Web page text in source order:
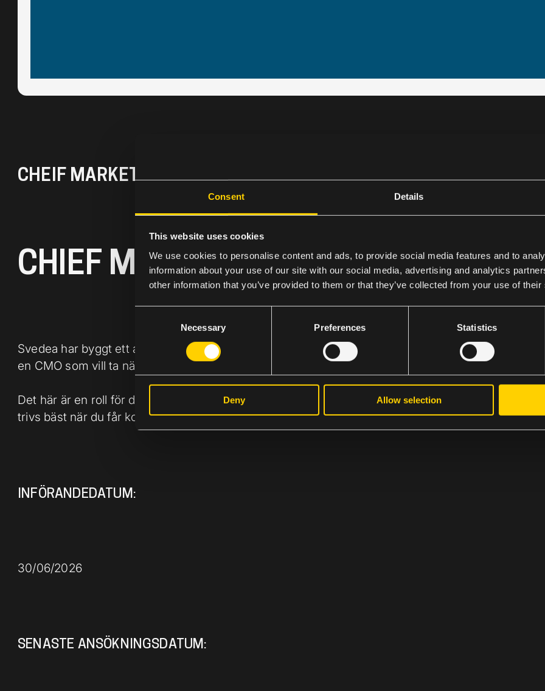
Consent Details
This website uses cookies
We use cookies to personalise content and ads, to provide social media features and to
information about your use of our site with our social media, advertising and analytics
other information that you’ve provided to them or that they’ve collected from your use of their
S
e
Necessary Preferences Statistics
Deny Allow selection
CHEIF MARKETING OFFICER| SVEDEA
CHIEF MARKETING OFFICER TILL
Svedea har byggt ett av marknadens starkaste specialistvarumärken genom tydligt kundfokus,
en CMO som vill ta nästa steg i bolagets kommersiella utveckling och vara med och bygga
Det här är en roll för dig som drivs av tillväxt, varumärke och kundupplevelse i kombination. Du
trivs bäst när du får kombinera strategiskt tänkande med operativt genomförande.
INFÖRANDEDATUM:
30/06/2026
SENASTE ANSÖKNINGSDATUM: